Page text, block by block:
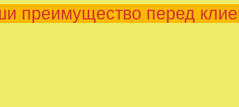
преимущество перед